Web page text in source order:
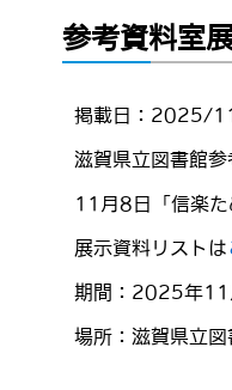
参考資料室
掲載日：2025/
滋賀県立図書館参
11月8日「信楽た
展示資料リストは
期間：2025年11
場所：滋賀県立